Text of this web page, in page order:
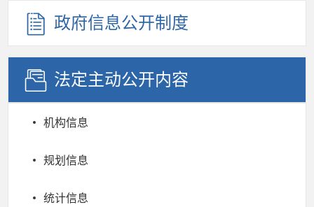
政府信息公开制度
法定主动公开内容
机构信息
规划信息
统计信息